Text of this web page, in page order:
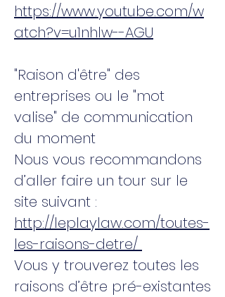
https://www.youtube.com/w
atch?v=u1nhlw--AGU
"Raison d'être" des
entreprises ou le "mot
valise" de communication
du moment
Nous vous recommandons
d’aller faire un tour sur le
site suivant :
http://leplaylaw.com/toutes-
les-raisons-detre/
Vous y trouverez toutes les
raisons d’être pré-existantes